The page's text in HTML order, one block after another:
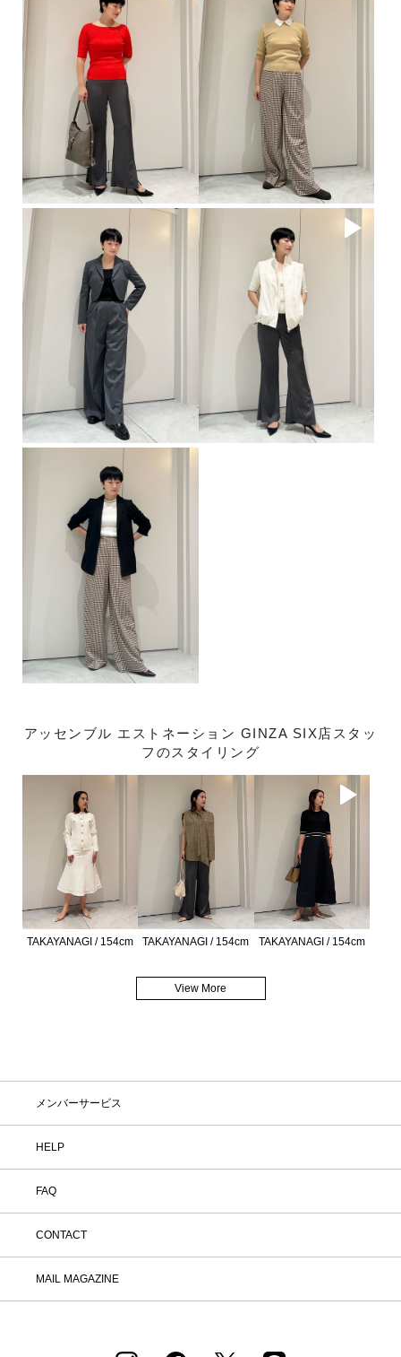
アッセンブル エストネーション GINZA SIX店スタッ
フのスタイリング
TAKAYANAGI / 154cm TAKAYANAGI / 154cm TAKAYANAGI / 154cm
View More
メンバーサービス
HELP
FAQ
CONTACT
MAIL MAGAZINE